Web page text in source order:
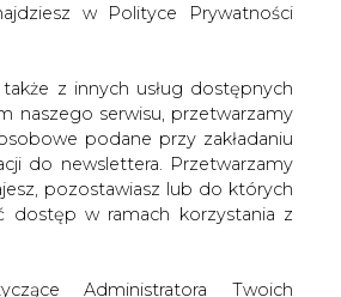
CIRE.TV
w Polityce Prywatności
z innych usług dostępnych
naszego serwisu, przetwarzamy
podane przy zakładaniu
do newslettera. Przetwarzamy
pozostawiasz lub do których
dostęp w ramach korzystania z
Administratora Twoich
Audi oraz
wspólną platformę do